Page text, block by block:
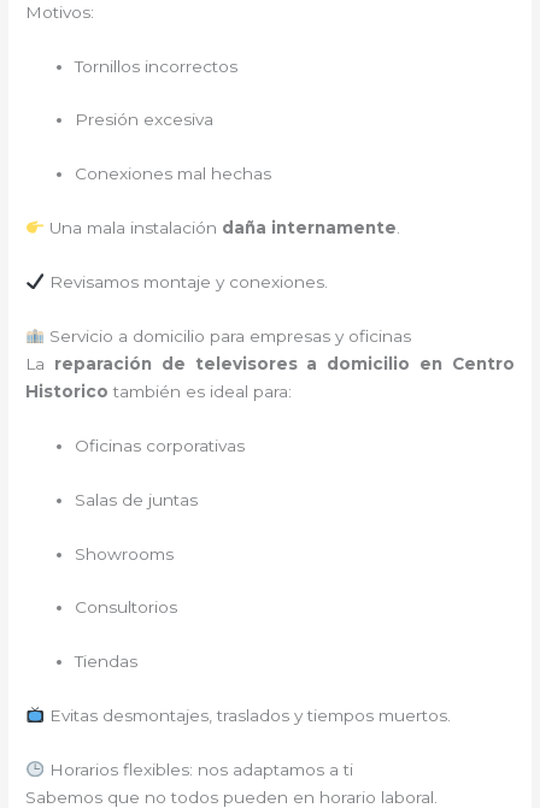
Motivos:
Tornillos incorrectos
Presión excesiva
Conexiones mal hechas
Una mala instalación daña internamente
Revisamos montaje y conexiones.
Servicio a domicilio para empresas y oficinas
La reparación de televisores a domicilio en Centro
Historico también es ideal para:
Oficinas corporativas
Salas de juntas
Showrooms
Consultorios
Tiendas
Evitas desmontajes, traslados y tiempos muertos.
Horarios flexibles: nos adaptamos a ti
Sabemos que no todos pueden en horario laboral.